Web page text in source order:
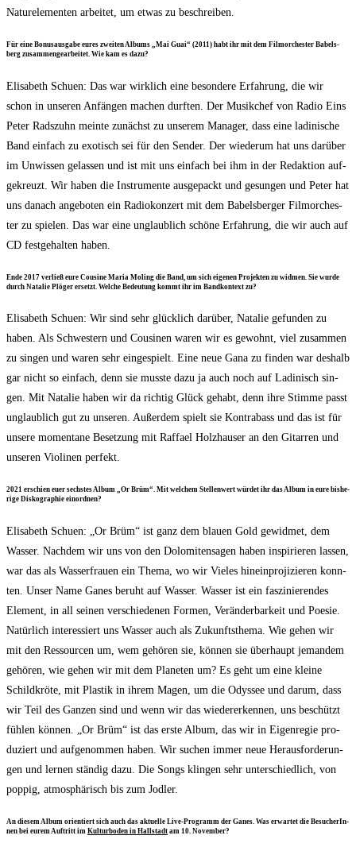
Natur­ele­men­ten arbei­tet, um etwas zu beschreiben.
Für eine Bonus­aus­ga­be eures zwei­ten Albums „Mai Guai“ (2011) habt ihr mit dem Film­or­ches­ter Babels­
berg zusam­men­ge­ar­bei­tet. Wie kam es dazu?
Eli­sa­beth Schuen: Das war wirk­lich eine beson­de­re Erfah­rung, die wir
schon in unse­ren Anfän­gen machen durf­ten. Der Musik­chef von Radio Eins
Peter Rad­s­zuhn mein­te zunächst zu unse­rem Mana­ger, dass eine ladi­ni­sche
Band ein­fach zu exo­tisch sei für den Sen­der. Der wie­der­um hat uns dar­über
im Unwis­sen gelas­sen und ist mit uns ein­fach bei ihm in der Redak­ti­on auf­
ge­kreuzt. Wir haben die Instru­men­te aus­ge­packt und gesun­gen und Peter hat
uns danach ange­bo­ten ein Radio­kon­zert mit dem Babels­ber­ger Film­or­ches­
ter zu spie­len. Das war eine unglaub­lich schö­ne Erfah­rung, die wir auch auf
CD fest­ge­hal­ten haben.
Ende 2017 ver­ließ eure Cou­si­ne Maria Moling die Band, um sich eige­nen Pro­jek­ten zu wid­men. Sie wur­de
durch Nata­lie Plö­ger ersetzt. Wel­che Bedeu­tung kommt ihr im Band­kon­text zu?
Eli­sa­beth Schuen: Wir sind sehr glück­lich dar­über, Nata­lie gefun­den zu
haben. Als Schwes­tern und Cou­si­nen waren wir es gewohnt, viel zusam­men
zu sin­gen und waren sehr ein­ge­spielt. Eine neue Gana zu fin­den war des­halb
gar nicht so ein­fach, denn sie muss­te dazu ja auch noch auf Ladi­nisch sin­
gen. Mit Nata­lie haben wir da rich­tig Glück gehabt, denn ihre Stim­me passt
unglaub­lich gut zu unse­ren. Außer­dem spielt sie Kon­tra­bass und das ist für
unse­re momen­ta­ne Beset­zung mit Raf­fa­el Holz­hau­ser an den Gitar­ren und
unse­ren Vio­li­nen perfekt.
2021 erschien euer sechs­tes Album „Or Brüm“. Mit wel­chem Stel­len­wert wür­det ihr das Album in eure bis­he­
ri­ge Dis­ko­gra­phie einordnen?
Eli­sa­beth Schuen: „Or Brüm“ ist ganz dem blau­en Gold gewid­met, dem
Was­ser. Nach­dem wir uns von den Dolo­mi­ten­sa­gen haben inspi­rie­ren las­sen,
war das als Was­ser­frau­en ein The­ma, wo wir Vie­les hin­ein­pro­ji­zie­ren konn­
ten. Unser Name Ganes beruht auf Was­ser. Was­ser ist ein fas­zi­nie­ren­des
Ele­ment, in all sei­nen ver­schie­de­nen For­men, Ver­än­der­bar­keit und Poe­sie.
Natür­lich inter­es­siert uns Was­ser auch als Zukunfts­the­ma. Wie gehen wir
mit den Res­sour­cen um, wem gehö­ren sie, kön­nen sie über­haupt jeman­dem
gehö­ren, wie gehen wir mit dem Pla­ne­ten um? Es geht um eine klei­ne
Schild­krö­te, mit Plas­tik in ihrem Magen, um die Odys­see und dar­um, dass
wir Teil des Gan­zen sind und wenn wir das wie­der­erken­nen, uns beschützt
füh­len kön­nen. „Or Brüm“ ist das ers­te Album, das wir in Eigen­re­gie pro­
du­ziert und auf­ge­nom­men haben. Wir suchen immer neue Her­aus­for­de­run­
gen und ler­nen stän­dig dazu. Die Songs klin­gen sehr unter­schied­lich, von
pop­pig, atmo­sphä­risch bis zum Jodler.
An die­sem Album ori­en­tiert sich auch das aktu­el­le Live-Pro­gramm der Ganes. Was erwar­tet die Besu­che­rIn­
nen bei eurem Auf­tritt im Kul­tur­bo­den in Hall­stadt am 10. November?